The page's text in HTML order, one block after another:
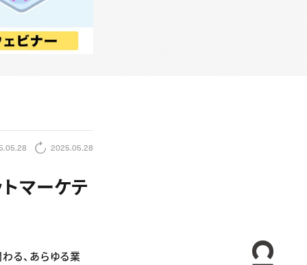
2025.05.28
マーケテ
る、あらゆる業